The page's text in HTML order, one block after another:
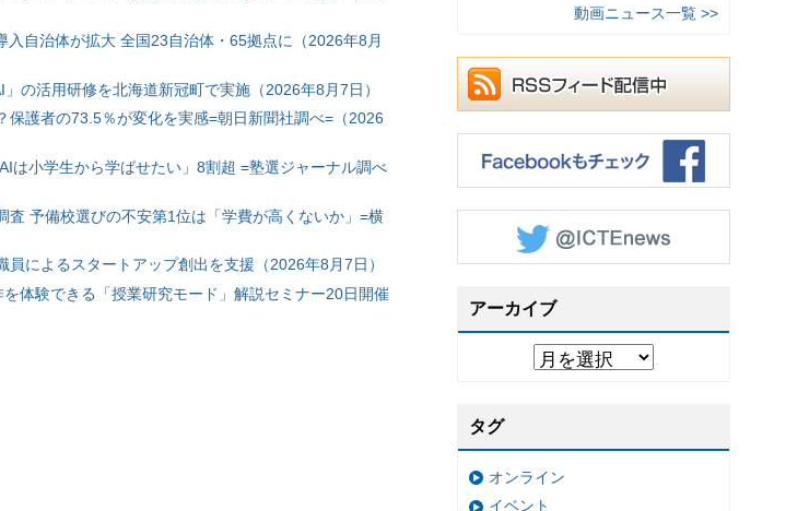
入自治体が拡大 全国23自治体・65拠点に（2026年8月
の活用研修を北海道新冠町で実施（2026年8月7日）
保護者の73.5％が変化を実感=朝日新聞社調べ=（2026
は小学生から学ばせたい」8割超 =塾選ジャーナル調べ
査 予備校選びの不安第1位は「学費が高くないか」=横
によるスタートアップ創出を支援（2026年8月7日）
体験できる「授業研究モード」解説セミナー20日開催
動画ニュース一覧 >>
アーカイブ
タグ
オンライン
イベント